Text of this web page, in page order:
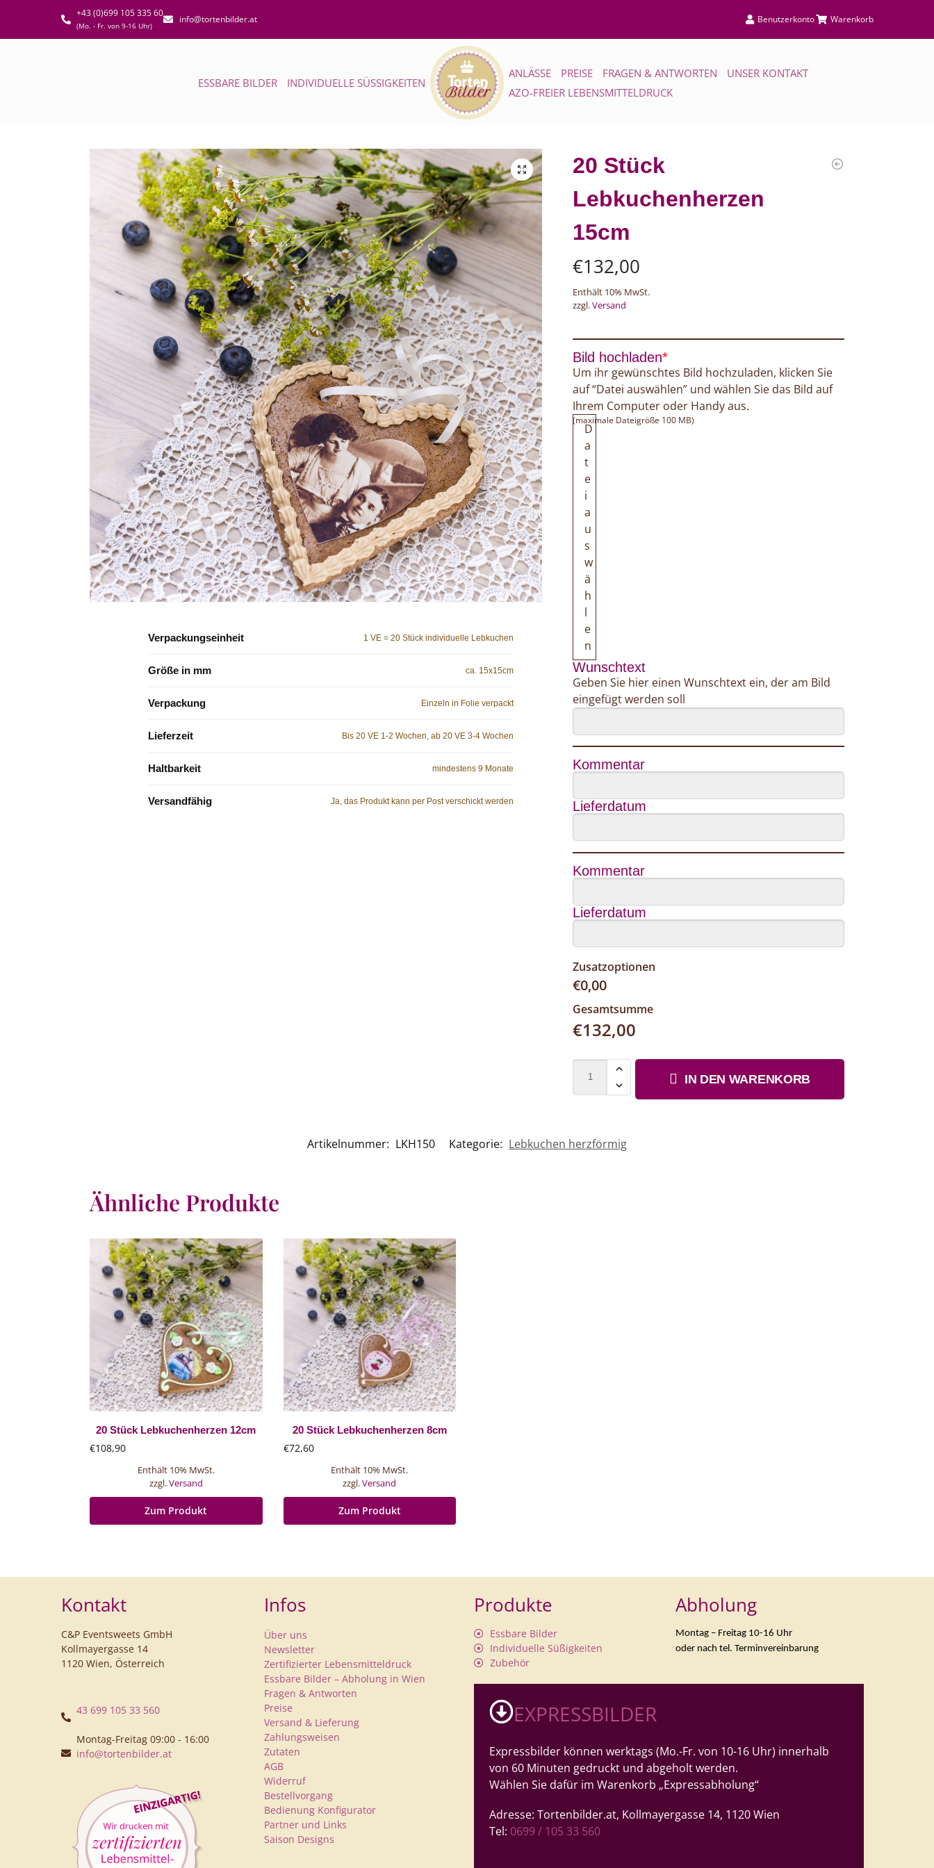
+43 (0)699 105 335 60
(Mo. - Fr. von 9-16 Uhr)
info@tortenbilder.at Benutzerkonto Warenkorb
ESSBARE BILDER INDIVIDUELLE SÜSSIGKEITEN
ANLÄSSE PREISE FRAGEN & ANTWORTEN
UNSER KONTAKT
AZO-FREIER LEBENSMITTELDRUCK
Verpackungseinheit 1 VE = 20 Stück individuelle Lebkuchen
Größe in mm ca. 15x15cm
Verpackung Einzeln in Folie verpackt
Lieferzeit Bis 20 VE 1-2 Wochen, ab 20 VE 3-4 Wochen
Haltbarkeit mindestens 9 Monate
Versandfähig Ja, das Produkt kann per Post verschickt werden
20 Stück
Lebkuchenherzen
15cm
€132,00
Enthält 10% MwSt.
zzgl.Versand
*
Bild hochladen
Um ihr gewünschtes Bild hochzuladen, klicken Sie
auf “Datei auswählen” und wählen Sie das Bild auf
Ihrem Computer oder Handy aus.
D
a
t
e
i
a
u
s
w
ä
h
l
e
n
(maximale Dateigröße 100 MB)
Wunschtext
Geben Sie hier einen Wunschtext ein, der am Bild
eingefügt werden soll
Kommentar
Lieferdatum
Kommentar
Lieferdatum
Zusatzoptionen
€0,00
Gesamtsumme
€132,00
IN DEN WARENKORB
Artikelnummer: LKH150 Kategorie: Lebkuchen herzförmig
Ähnliche Produkte
20 Stück Lebkuchenherzen 12cm
€108,90
Enthält 10% MwSt.
zzgl.Versand
Zum Produkt
20 Stück Lebkuchenherzen 8cm
€72,60
Enthält 10% MwSt.
zzgl.Versand
Zum Produkt
Kontakt
C&P Eventsweets GmbH
Kollmayergasse 14
1120 Wien, Österreich
43 699 105 33 560
Montag-Freitag 09:00 - 16:00
info@tortenbilder.at
Infos
Über uns
Newsletter
Zertifizierter Lebensmitteldruck
Essbare Bilder – Abholung in Wien
Fragen & Antworten
Preise
Versand & Lieferung
Zahlungsweisen
Zutaten
AGB
Widerruf
Bestellvorgang
Bedienung Konfigurator
Partner und Links
Saison Designs
Produkte
Essbare Bilder
Individuelle Süßigkeiten
Zubehör
Abholung
Montag – Freitag 10-16 Uhr
oder nach tel. Terminvereinbarung
EXPRESSBILDER
Expressbilder können werktags (Mo.-Fr. von 10-16 Uhr) innerhalb
von 60 Minuten gedruckt und abgeholt werden.
Wählen Sie dafür im Warenkorb „Expressabholung“
Adresse: Tortenbilder.at, Kollmayergasse 14, 1120 Wien
Tel: 0699 / 105 33 560